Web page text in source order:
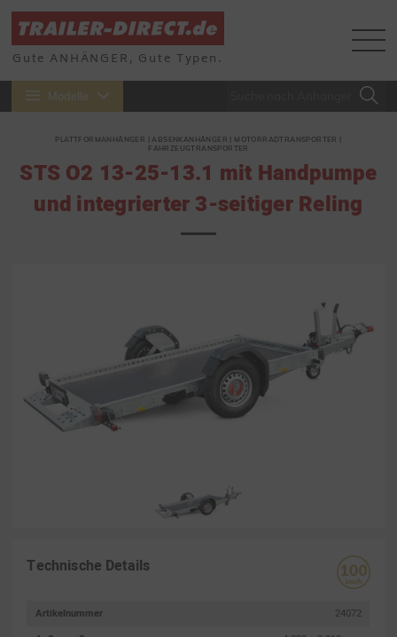
Gute ANHÄNGER, Gute Typen.
Modelle
PLATTFORMANHÄNGER | ABSENKANHÄNGER | MOTORRADTRANSPORTER |
FAHRZEUGTRANSPORTER
STS O2 13-25-13.1 mit Handpumpe
und integrierter 3-seitiger Reling
Technische Details
Artikelnummer
24072